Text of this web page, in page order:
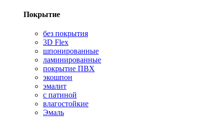
Покрытие
без покрытия
3D Flex
шпонированные
ламинированные
покрытие ПВХ
экошпон
эмалит
с патиной
влагостойкие
Эмаль